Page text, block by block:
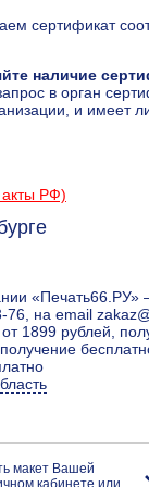
сертификат
наличие
в орган
и имеет
РФ)
«Печать66.РУ»
на email
1899 рублей,
макет Вашей
кабинете или